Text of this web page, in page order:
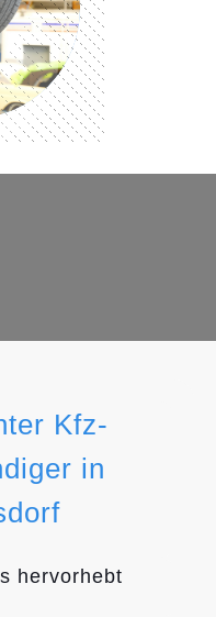
Kfz-
in
hervorhebt